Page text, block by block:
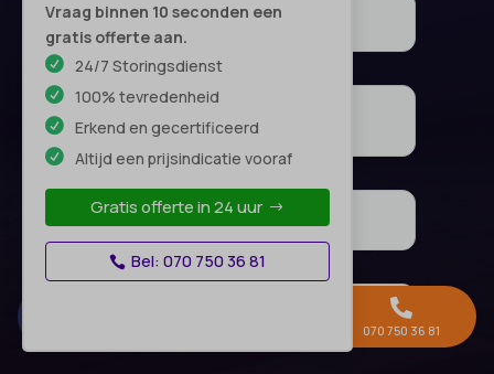
Vraag binnen 10 seconden een
gratis offerte aan.
24/7 Storingsdienst
100% tevredenheid
Erkend en gecertificeerd
Altijd een prijsindicatie vooraf
Gratis offerte in 24 uur
Bel: 070 750 36 81

070 750 36 81